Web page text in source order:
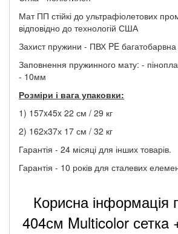
Мат ПП стійкі до ультрафіолетових
відповідно до технологій США
Захист пружини - ПВХ PE багатобарвна
Заповнення пружинного мату: -
- 10мм
Розміри і вага упаковки:
1) 157x45x 22 см / 29 кг
2) 162х37х 17 см / 32 кг
Гарантія - 24 місяці для інших товарів.
Гарантія - 10 років для сталевих
Корисна інформація
404см Multicolor сеткa